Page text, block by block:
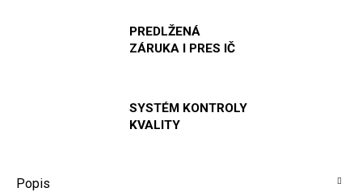
PREDLŽENÁ
ZÁRUKA I PRES IČ
SYSTÉM KONTROLY
KVALITY
Popis